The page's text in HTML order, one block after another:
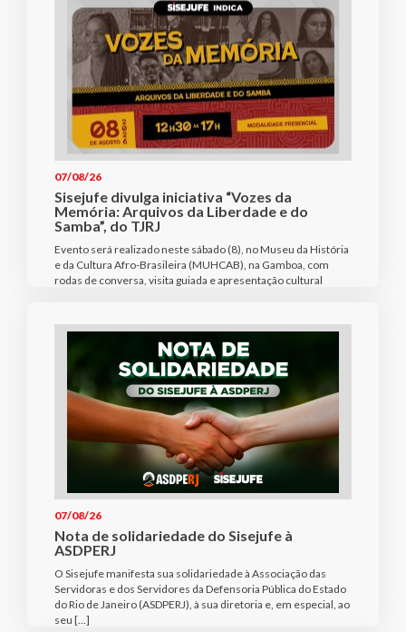
07/08/26
Sisejufe divulga iniciativa “Vozes da
Memória: Arquivos da Liberdade e do
Samba”, do TJRJ
Evento será realizado neste sábado (8), no Museu da História
e da Cultura Afro-Brasileira (MUHCAB), na Gamboa, com
rodas de conversa, visita guiada e apresentação cultural
07/08/26
Nota de solidariedade do Sisejufe à
ASDPERJ
O Sisejufe manifesta sua solidariedade à Associação das
Servidoras e dos Servidores da Defensoria Pública do Estado
do Rio de Janeiro (ASDPERJ), à sua diretoria e, em especial, ao
seu […]